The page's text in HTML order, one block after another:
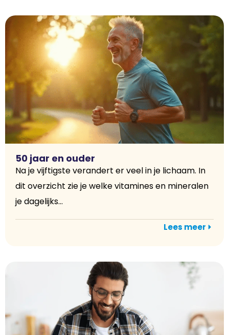
50 jaar en ouder
Na je vijftigste verandert er veel in je lichaam. In
dit overzicht zie je welke vitamines en mineralen
je dagelijks...
Lees meer